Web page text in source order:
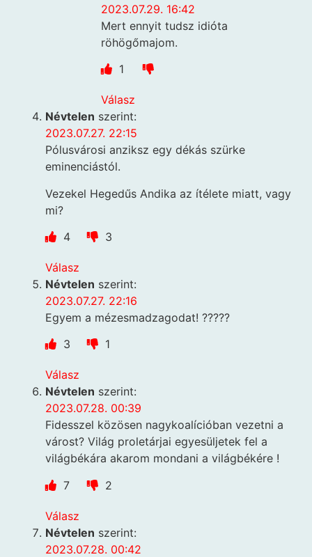
2023.07.29. 16:42
Mert ennyit tudsz idióta
röhögőmajom.
1
Válasz
Névtelen szerint:
2023.07.27. 22:15
Pólusvárosi anziksz egy dékás szürke
eminenciástól.
Vezekel Hegedűs Andika az ítélete miatt, vagy
mi?
4
3
Válasz
Névtelen szerint:
2023.07.27. 22:16
Egyem a mézesmadzagodat! ?????
3
1
Válasz
Névtelen szerint:
2023.07.28. 00:39
Fidesszel közösen nagykoalícióban vezetni a
várost? Világ proletárjai egyesüljetek fel a
világbékára akarom mondani a világbékére !
7
2
Válasz
Névtelen szerint:
2023.07.28. 00:42